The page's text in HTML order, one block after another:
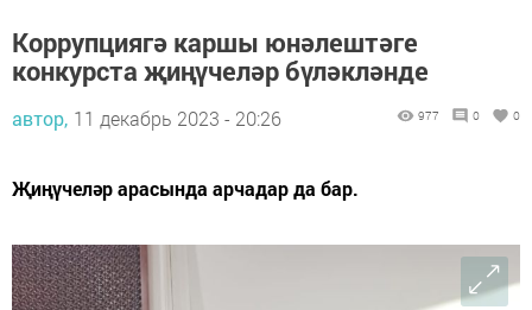
Коррупциягә каршы юнәлештәге
конкурста җиңүчеләр бүләкләнде
автор, 11 декабрь 2023 - 20:26 977 0 0
Җиңүчеләр арасында арчадар да бар.